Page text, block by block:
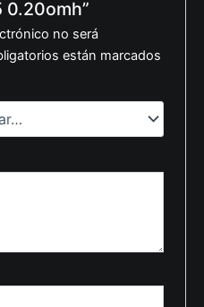
0.20omh”
no será
están marcados